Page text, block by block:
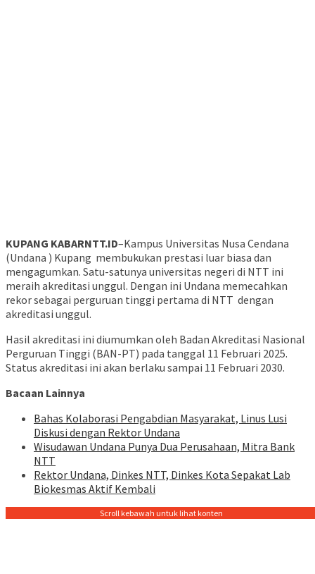
KUPANG KABARNTT.ID–Kampus Universitas Nusa Cendana
(Undana ) Kupang membukukan prestasi luar biasa dan
mengagumkan. Satu-satunya universitas negeri di NTT ini
meraih akreditasi unggul. Dengan ini Undana memecahkan
rekor sebagai perguruan tinggi pertama di NTT dengan
akreditasi unggul.
Hasil akreditasi ini diumumkan oleh Badan Akreditasi Nasional
Perguruan Tinggi (BAN-PT) pada tanggal 11 Februari 2025.
Status akreditasi ini akan berlaku sampai 11 Februari 2030.
Bacaan Lainnya
Bahas Kolaborasi Pengabdian Masyarakat, Linus Lusi
Diskusi dengan Rektor Undana
Wisudawan Undana Punya Dua Perusahaan, Mitra Bank
NTT
Rektor Undana, Dinkes NTT, Dinkes Kota Sepakat Lab
Biokesmas Aktif Kembali
Scroll kebawah untuk lihat konten